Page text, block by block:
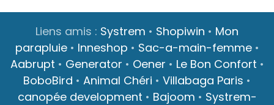
Liens amis : Systrem • Shopiwin • Mon
parapluie• Inneshop • Sac-a-main-femme•
Aabrupt • Generator • Oener • Le Bon Confort •
BoboBird • Animal Chéri • Villabaga Paris •
canopée development • Bajoom • Systrem-